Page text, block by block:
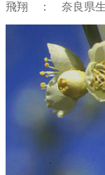
飛翔 ： 奈良県